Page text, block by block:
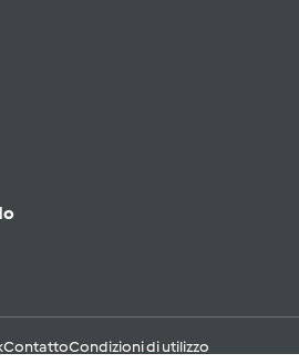
ContattoCondizioni di utilizzo